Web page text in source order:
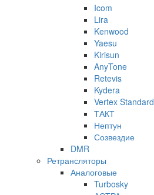
Icom
Lira
Kenwood
Yaesu
Kirisun
AnyTone
Retevis
Kydera
Vertex Standard
ТАКТ
Нептун
Созвездие
DMR
Ретрансляторы
Аналоговые
Turbosky